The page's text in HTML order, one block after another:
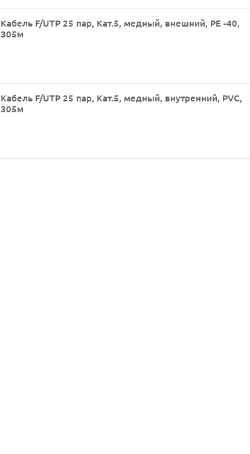
Кабель F/UTP 25 пар, Кат.5, медный, внешний, PE -40,
305м
Кабель F/UTP 25 пар, Кат.5, медный, внутренний, PVC,
305м